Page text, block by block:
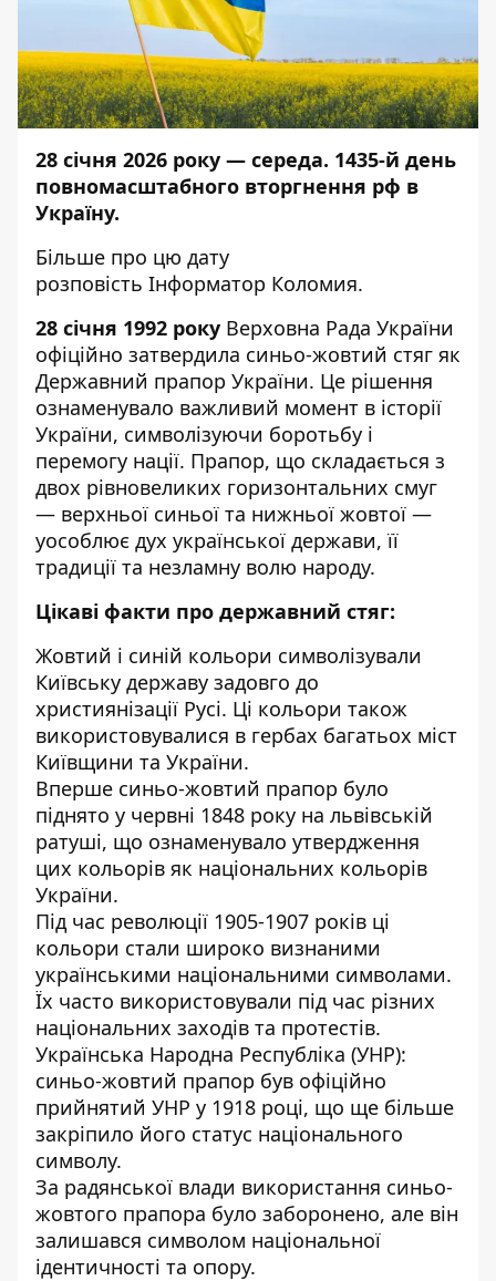
28 січня 2026 року — середа. 1435-й день
повномасштабного вторгнення рф в
Україну.
Більше про цю дату
розповість Інформатор Коломия.
28 січня 1992 року Верховна Рада України
офіційно затвердила синьо-жовтий стяг як
Державний прапор України. Це рішення
ознаменувало важливий момент в історії
України, символізуючи боротьбу і
перемогу нації. Прапор, що складається з
двох рівновеликих горизонтальних смуг
— верхньої синьої та нижньої жовтої —
уособлює дух української держави, її
традиції та незламну волю народу.
Цікаві факти про державний стяг:
Жовтий і синій кольори символізували
Київську державу задовго до
християнізації Русі. Ці кольори також
використовувалися в гербах багатьох міст
Київщини та України.
Вперше синьо-жовтий прапор було
піднято у червні 1848 року на львівській
ратуші, що ознаменувало утвердження
цих кольорів як національних кольорів
України.
Під час революції 1905-1907 років ці
кольори стали широко визнаними
українськими національними символами.
Їх часто використовували під час різних
національних заходів та протестів.
Українська Народна Республіка (УНР):
синьо-жовтий прапор був офіційно
прийнятий УНР у 1918 році, що ще більше
закріпило його статус національного
символу.
За радянської влади використання синьо-
жовтого прапора було заборонено, але він
залишався символом національної
ідентичності та опору.